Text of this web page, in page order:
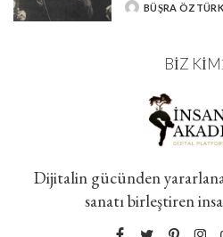
POSTED
BÜŞRA ÖZTÜRK
BIZ
Dijitalin gücünden
sanatı birleştiren